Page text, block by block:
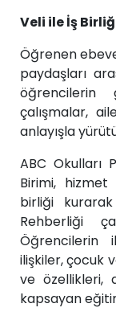
Veli ile İş
Öğrenen
paydaşları
öğrencilerin
çalışmalar,
anlayışla
ABC Okulları
Birimi,
birliği
Rehberliği
Öğrencilerin
ilişkiler, çocuk
ve özellikleri,
kapsayan